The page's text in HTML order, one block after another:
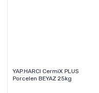
YAP.HARCI CermiX PLUS
Porcelen BEYAZ 25kg